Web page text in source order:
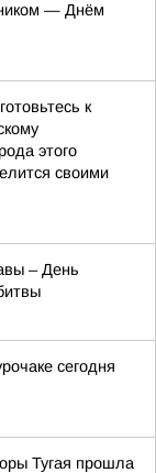
— Днём
к
этого
своими
– День
сегодня
Тугая прошла